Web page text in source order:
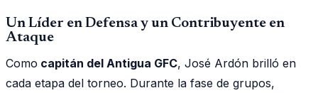
Un Líder en Defensa y un Contribuyente en
Ataque
Como capitán del Antigua GFC, José Ardón brilló en
cada etapa del torneo. Durante la fase de grupos,